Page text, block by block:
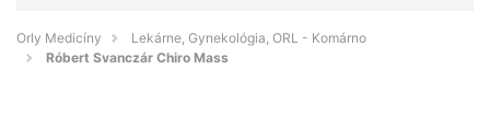
Orly Medicíny
Lekárne, Gynekológia, ORL - Komárno
Róbert Svanczár Chiro Mass